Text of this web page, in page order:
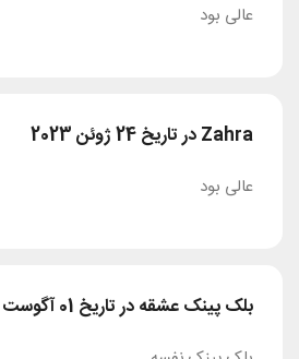
عالی بود
Zahra در تاریخ 24 ژوئن 2023
عالی بود
بلک پینک عشقه در تاریخ 01 آگوست 2023